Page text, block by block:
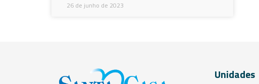
26 de junho de 2023
Unidades